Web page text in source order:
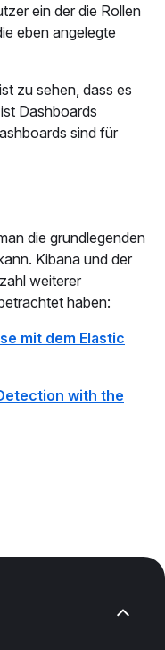
ein der die Rollen
eben angelegte
zu sehen, dass es
Dashboards
sind für
die grundlegenden
Kibana und der
weiterer
haben:
mit dem Elastic
with the